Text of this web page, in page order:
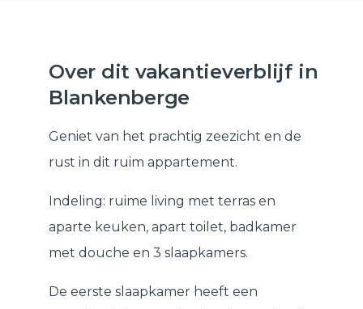
Over dit vakantieverblijf in
Blankenberge
Geniet van het prachtig zeezicht en de
rust in dit ruim appartement.
Indeling: ruime living met terras en
aparte keuken, apart toilet, badkamer
met douche en 3 slaapkamers.
De eerste slaapkamer heeft een